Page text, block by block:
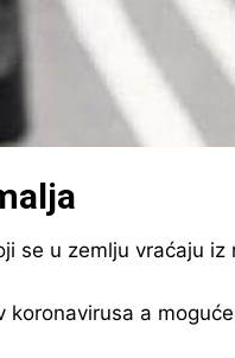
se u zemlju vraćaju
a